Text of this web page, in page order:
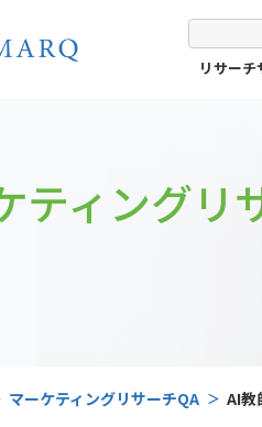
リサーチ
ティングリ
マーケティングリサーチQA
AI教